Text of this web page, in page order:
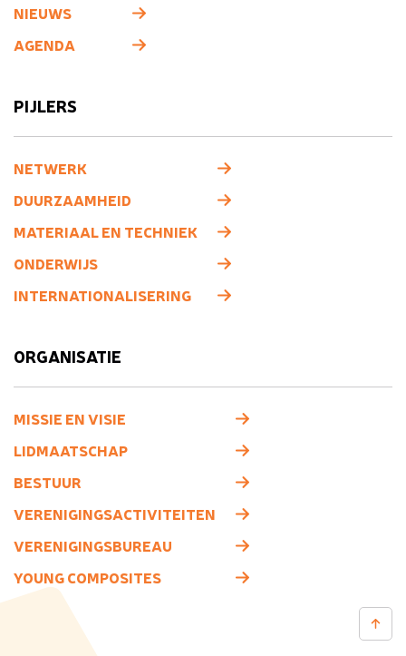
NIEUWS
AGENDA
PIJLERS
NETWERK
DUURZAAMHEID
MATERIAAL EN TECHNIEK
ONDERWIJS
INTERNATIONALISERING
ORGANISATIE
MISSIE EN VISIE
LIDMAATSCHAP
BESTUUR
VERENIGINGSACTIVITEITEN
VERENIGINGSBUREAU
YOUNG COMPOSITES